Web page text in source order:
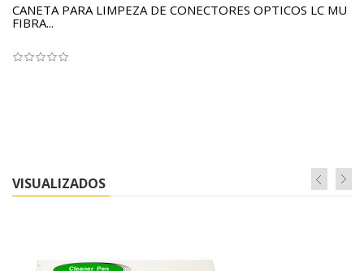
CANETA PARA LIMPEZA DE CONECTORES OPTICOS LC MU
FIBRA...
VISUALIZADOS